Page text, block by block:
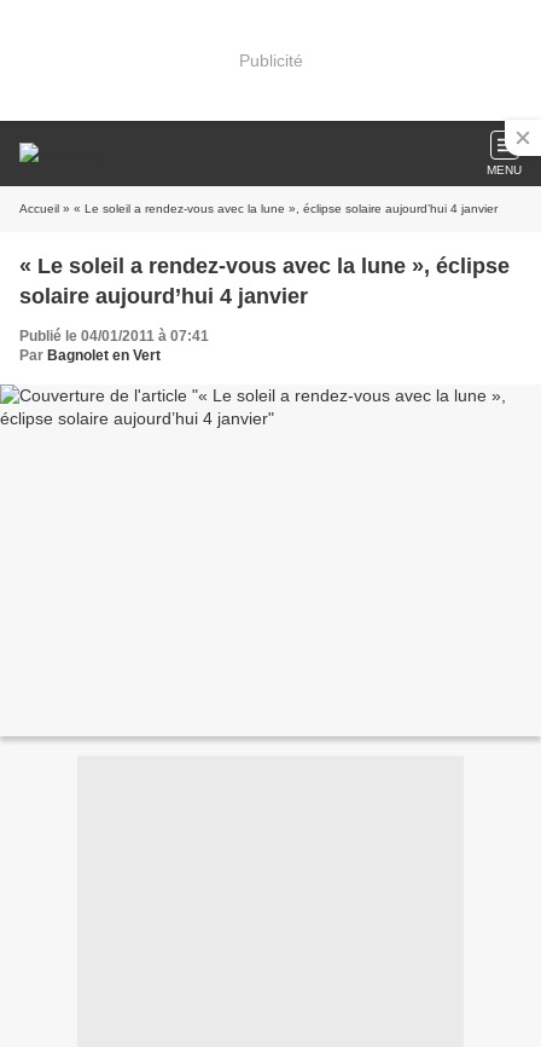
Publicité
MENU
Accueil » « Le soleil a rendez-vous avec la lune », éclipse solaire aujourd’hui 4 janvier
« Le soleil a rendez-vous avec la lune », éclipse
solaire aujourd’hui 4 janvier
Publié le 04/01/2011 à 07:41
Par Bagnolet en Vert